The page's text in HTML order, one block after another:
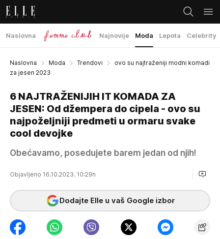
Naslovna Najnovije Moda Lepota Celebrity
Naslovna Moda Trendovi
ovo su najtraženiji modni komadi
za jesen 2023
6 NAJTRAŽENIJIH IT KOMADA ZA
JESEN: Od džempera do cipela - ovo su
najpoželjniji predmeti u ormaru svake
cool devojke
Obećavamo, posedujete barem jedan od njih!
Objavljeno 16.10.2023. 10:29h
Dodajte Elle u vaš Google izbor